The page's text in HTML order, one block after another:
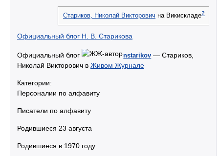
Стариков, Николай Викторович на Викискладе?
Официальный блог Н. В. Старикова
Официальный блог nstarikov — Стариков,
Николай Викторович в Живом Журнале
Категории:
Персоналии по алфавиту
Писатели по алфавиту
Родившиеся 23 августа
Родившиеся в 1970 году